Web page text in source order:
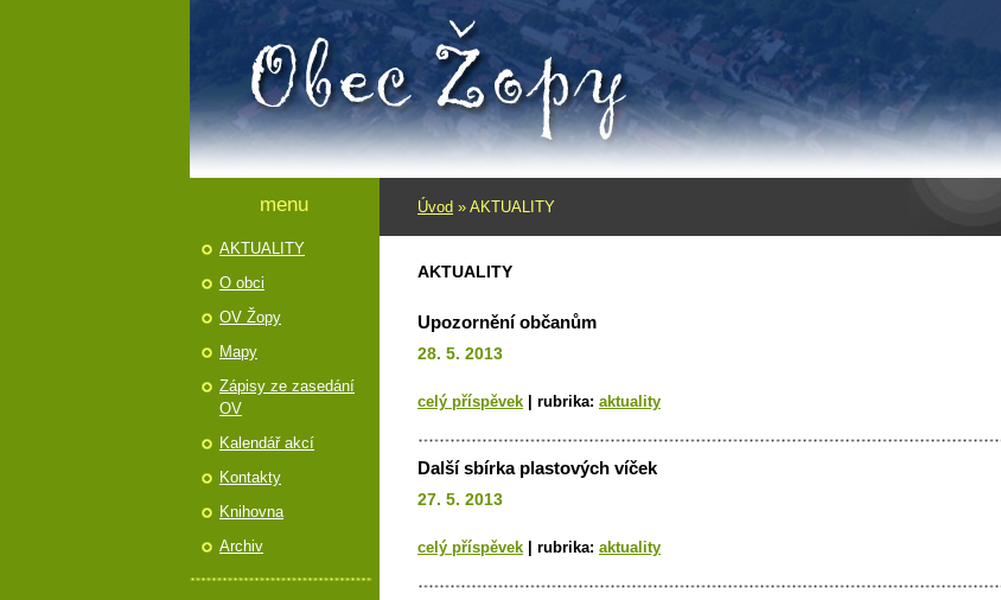
Úvod » AKTUALITY
AKTUALITY
Upozornění občanům
28. 5. 2013
celý příspěvek rubrika: aktuality
Další sbírka plastových víček
27. 5. 2013
celý příspěvek rubrika: aktuality
menu
AKTUALITY
O obci
OV Žopy
Mapy
Zápisy ze zasedání
OV
Kalendář akcí
Kontakty
Knihovna
Archiv